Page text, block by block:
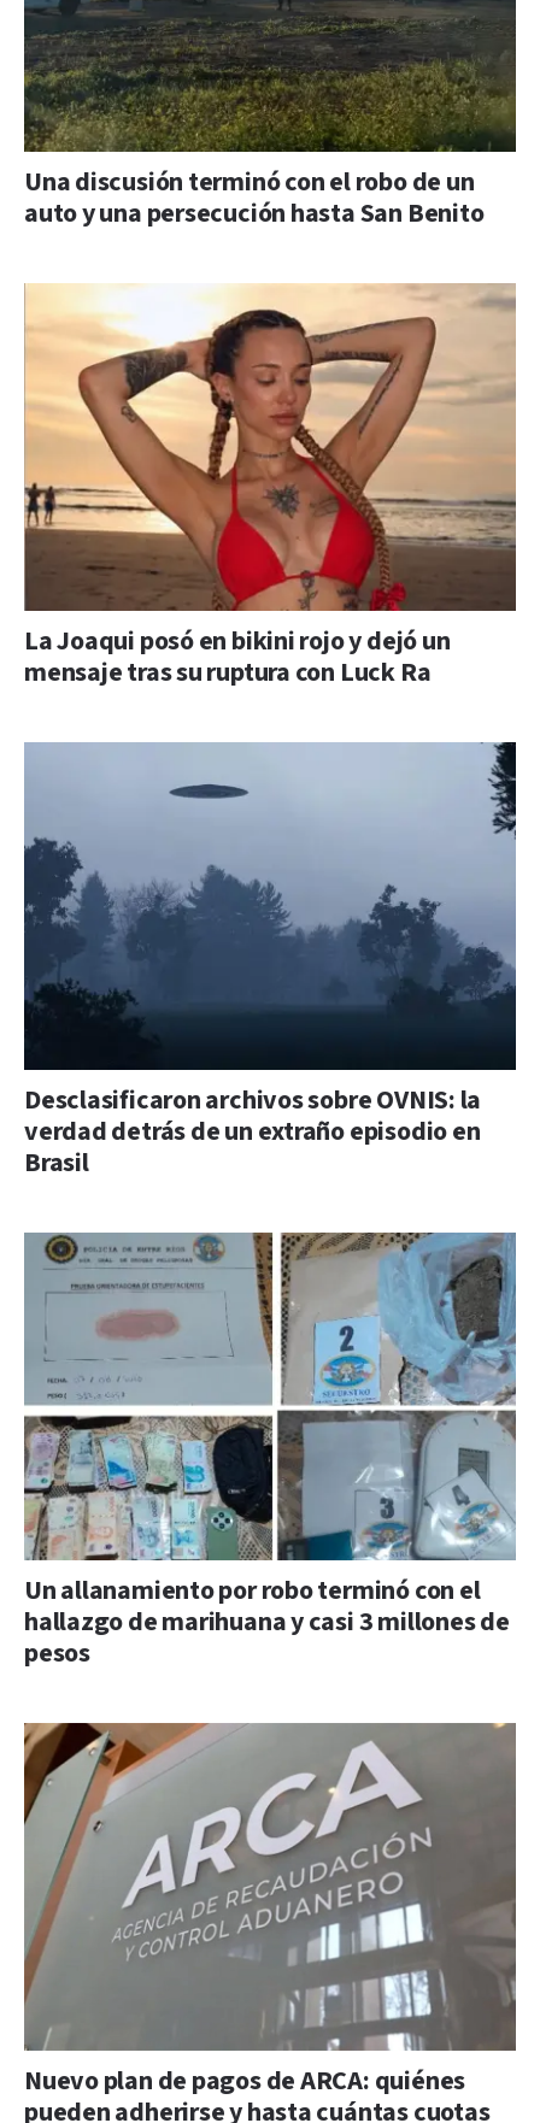
Una discusión terminó con el robo de un
auto y una persecución hasta San Benito
La Joaqui posó en bikini rojo y dejó un
mensaje tras su ruptura con Luck Ra
Desclasificaron archivos sobre OVNIS: la
verdad detrás de un extraño episodio en
Brasil
Un allanamiento por robo terminó con el
hallazgo de marihuana y casi 3 millones de
pesos
Nuevo plan de pagos de ARCA: quiénes
pueden adherirse y hasta cuántas cuotas